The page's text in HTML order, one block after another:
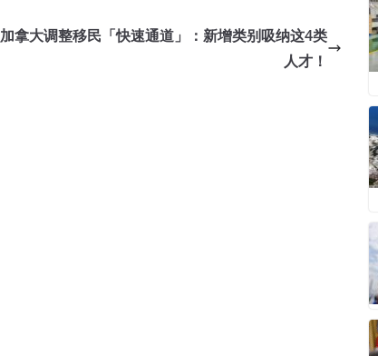
加拿大调整移民「快速通道」：新增类别吸纳这4类
人才！